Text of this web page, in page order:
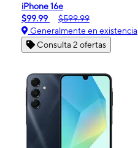
iPhone 16e
$99.99
$599.99
Generalmente en existencia
Consulta 2 ofertas